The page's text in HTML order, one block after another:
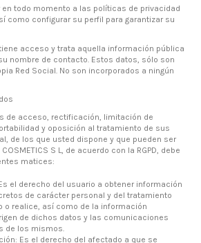
todo momento a las políticas de privacidad
como configurar su perfil para garantizar su
tiene acceso y trata aquella información pública
nombre de contacto. Estos datos, sólo son
Red Social. No son incorporados a ningún
de acceso, rectificación, limitación de
y oposición al tratamiento de sus
de los que usted dispone y que pueden ser
S L, de acuerdo con la RGPD, debe
matices:
el derecho del usuario a obtener información
de carácter personal y del tratamiento
o realice, así como de la información
de dichos datos y las comunicaciones
de los mismos.
Es el derecho del afectado a que se